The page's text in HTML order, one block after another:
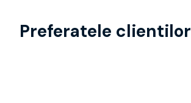
Preferatele clientilor